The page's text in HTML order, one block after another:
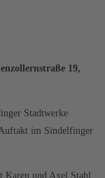
19,
Stadtwerke
im Sindelfinger
Karen und Axel Stahl